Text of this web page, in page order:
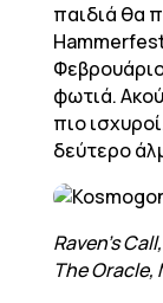
παιδιά θα
φωτιά.
πιο
δεύτερο
Raven’s
The Oracle,